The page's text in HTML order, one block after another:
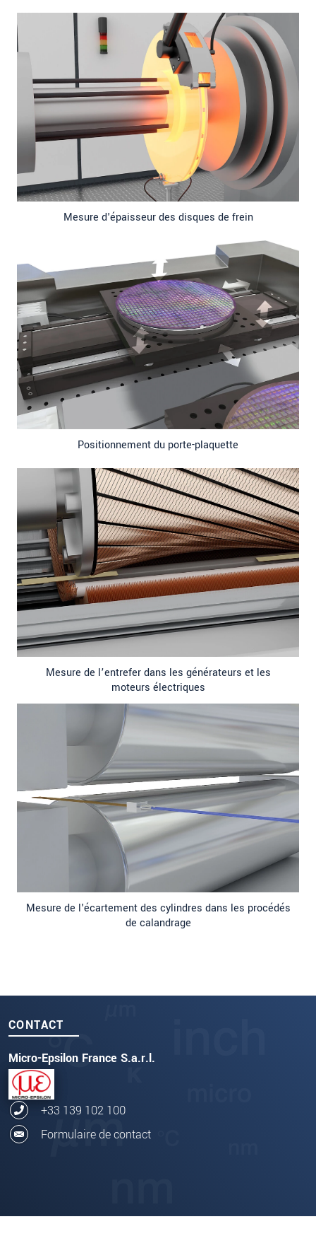
Mesure d'épaisseur des disques de frein
Positionnement du porte-plaquette
Mesure de l’entrefer dans les générateurs et les
moteurs électriques
Mesure de l'écartement des cylindres dans les procédés
de calandrage
CONTACT
Micro-Epsilon France S.a.r.l.
+33 139 102 100
Formulaire de contact